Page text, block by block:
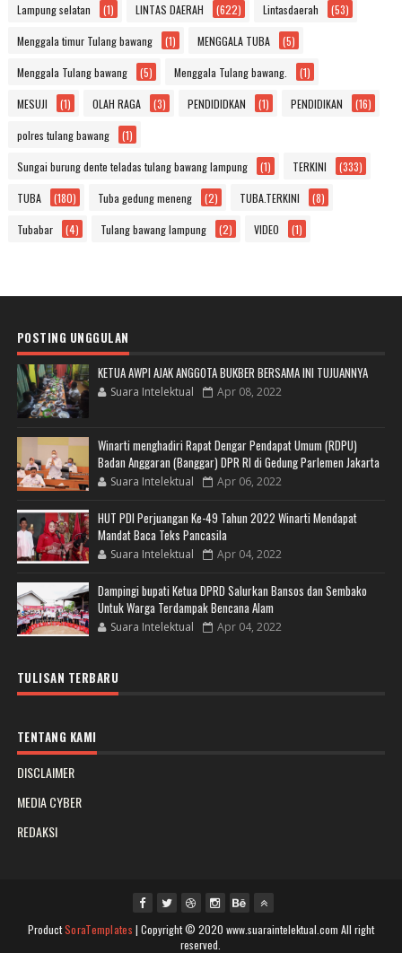
Lampung selatan (1) LINTAS DAERAH (622) Lintasdaerah (53)
Menggala timur Tulang bawang (1) MENGGALA TUBA (5)
Menggala Tulang bawang (5) Menggala Tulang bawang. (1)
MESUJI (1) OLAH RAGA (3) PENDIDIDKAN (1) PENDIDIKAN (16)
polres tulang bawang (1)
Sungai burung dente teladas tulang bawang lampung (1) TERKINI (333)
TUBA (180) Tuba gedung meneng (2) TUBA.TERKINI (8)
Tubabar (4) Tulang bawang lampung (2) VIDEO (1)
POSTING UNGGULAN
KETUA AWPI AJAK ANGGOTA BUKBER BERSAMA INI TUJUANNYA
Suara Intelektual Apr 08, 2022
Winarti menghadiri Rapat Dengar Pendapat Umum (RDPU)
Badan Anggaran (Banggar) DPR RI di Gedung Parlemen Jakarta
Suara Intelektual Apr 06, 2022
HUT PDI Perjuangan Ke-49 Tahun 2022 Winarti Mendapat
Mandat Baca Teks Pancasila
Suara Intelektual Apr 04, 2022
Dampingi bupati Ketua DPRD Salurkan Bansos dan Sembako
Untuk Warga Terdampak Bencana Alam
Suara Intelektual Apr 04, 2022
TULISAN TERBARU
TENTANG KAMI
DISCLAIMER
MEDIA CYBER
REDAKSI
ProductSoraTemplates | Copyright © 2020 www.suaraintelektual.com All right
reserved.